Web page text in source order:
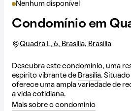
Nenhum disponível
Condomínio em
Quadra L, 6, Brasília, Brasília
Descubra este condomínio, uma
espírito vibrante de Brasília. Situado
oferece uma ampla variedade de
a vida cotidiana.
Mais sobre o condomínio